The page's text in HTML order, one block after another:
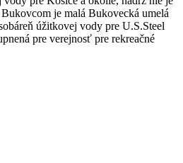
je malá Bukovecká umelá
úžitkovej vody pre U.S.Steel
pre verejnosť pre rekreačné